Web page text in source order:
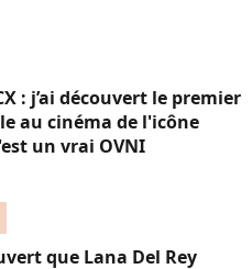
: j’ai découvert le premier
au cinéma de l'icône
un vrai OVNI
que Lana Del Rey